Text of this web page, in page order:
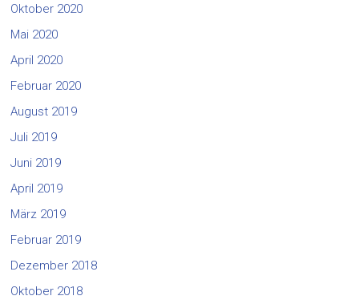
Oktober 2020
Mai 2020
April 2020
Februar 2020
August 2019
Juli 2019
Juni 2019
April 2019
März 2019
Februar 2019
Dezember 2018
Oktober 2018